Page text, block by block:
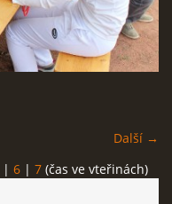
Další →
| 6 | 7 (čas ve vteřinách)